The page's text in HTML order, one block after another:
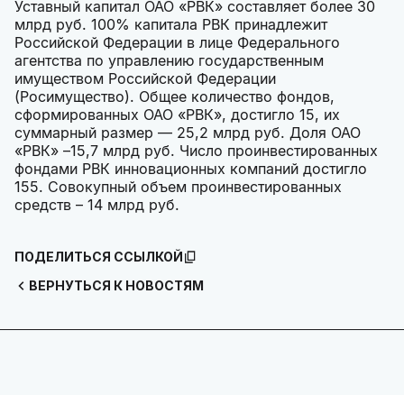
Уставный капитал ОАО «РВК» составляет более 30
млрд руб. 100% капитала РВК принадлежит
Российской Федерации в лице Федерального
агентства по управлению государственным
имуществом Российской Федерации
(Росимущество). Общее количество фондов,
сформированных ОАО «РВК», достигло 15, их
суммарный размер — 25,2 млрд руб. Доля ОАО
«РВК» –15,7 млрд руб. Число проинвестированных
фондами РВК инновационных компаний достигло
155. Совокупный объем проинвестированных
средств – 14 млрд руб.
ВЕРНУТЬСЯ К НОВОСТЯМ
ПОДЕЛИТЬСЯ ССЫЛКОЙ